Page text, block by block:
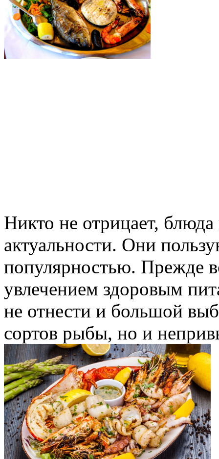
Никто не отрицает,
актуальности. Они
популярностью. Прежде
увлечением здоровым
не отнести и большой
сортов рыбы, но и